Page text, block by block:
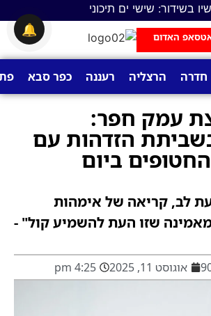
בשידור: שישי ים תיכוני
האדום
חדרה הרצליה רעננה כפר סבא
עמק חפר:
הזדהות עם
ביום
לב, קריאה של אימהות
שזו העת להשמיע קול" -
אוגוסט 11, 2025 4:25 pm
🔔